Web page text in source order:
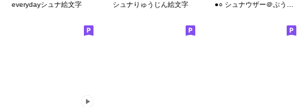
everydayシュナ絵文字 シュナりゅうじん絵文字 ●○ シュナウザー＠ぷう子 ○●